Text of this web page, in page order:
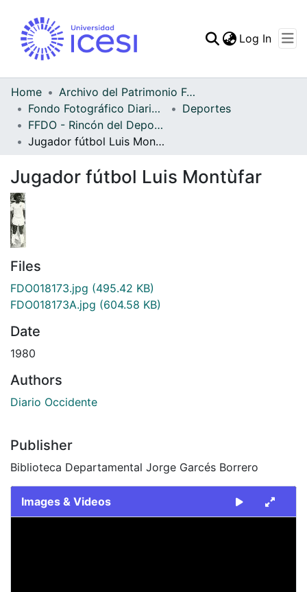
Statistics
Log In
Home
Archivo del Patrimonio Fotográfico y Fílmico del Valle del Cauca
Fondo Fotográfico Diario Occidente
Deportes
FFDO - Rincón del Deportivo Cali - Patrimonial
Jugador fútbol Luis Montùfar
Jugador fútbol Luis Montùfar
Files
FDO018173.jpg (495.42 KB)
FDO018173A.jpg (604.58 KB)
Date
1980
Authors
Diario Occidente
Publisher
Biblioteca Departamental Jorge Garcés Borrero
Images & Videos